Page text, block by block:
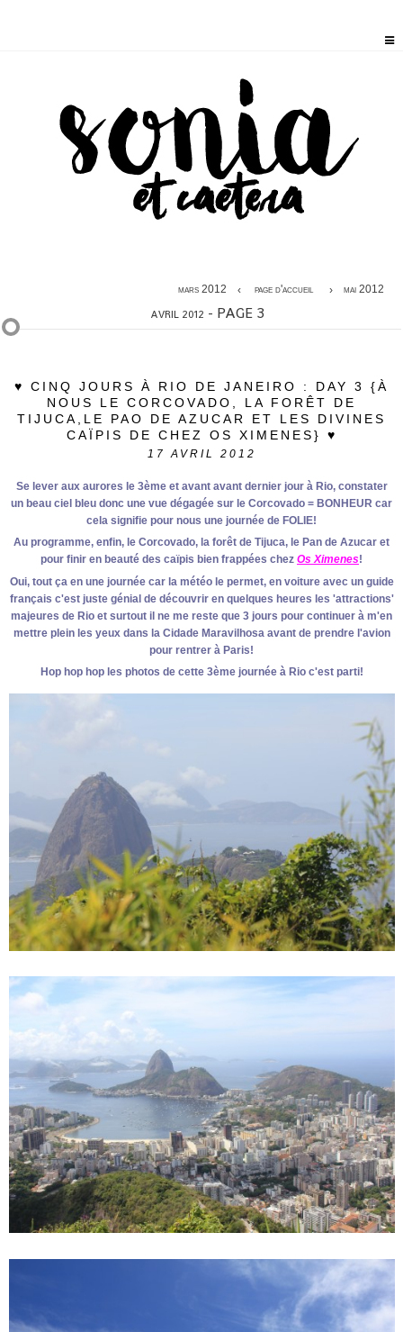
mars 2012 page d'accueil mai 2012
AVRIL 2012 - PAGE 3
♥ CINQ JOURS À RIO DE JANEIRO : DAY 3 {À
NOUS LE CORCOVADO, LA FORÊT DE
TIJUCA,LE PAO DE AZUCAR ET LES DIVINES
CAÏPIS DE CHEZ OS XIMENES} ♥
17 AVRIL 2012
Se lever aux aurores le 3ème et avant avant dernier jour à Rio, constater
un beau ciel bleu donc une vue dégagée sur le Corcovado = BONHEUR car
cela signifie pour nous une journée de FOLIE!
Au programme, enfin, le Corcovado, la forêt de Tijuca, le Pan de Azucar et
pour finir en beauté des caïpis bien frappées chez Os Ximenes!
Oui, tout ça en une journée car la météo le permet, en voiture avec un guide
français c'est juste génial de découvrir en quelques heures les 'attractions'
majeures de Rio et surtout il ne me reste que 3 jours pour continuer à m'en
mettre plein les yeux dans la Cidade Maravilhosa avant de prendre l'avion
pour rentrer à Paris!
Hop hop hop les photos de cette 3ème journée à Rio c'est parti!